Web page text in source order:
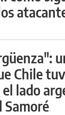
Chile
el lado
Samoré